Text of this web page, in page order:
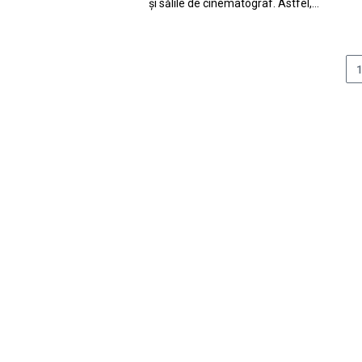
și sălile de cinematograf. Astfel,…
1